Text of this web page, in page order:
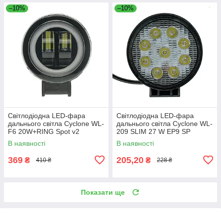
–10%
Світлодіодна LED-фара
дальнього світла Cyclone WL-
F6 20W+RING Spot v2
В наявності
369 ₴ 410 ₴
–10%
Світлодіодна LED-фара
дальнього світла Cyclone WL-
209 SLIM 27 W EP9 SP
В наявності
205,20 ₴ 228 ₴
Показати ще